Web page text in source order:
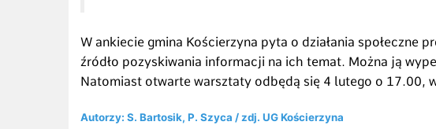
W ankiecie gmina Kościerzyna pyta o działania społeczne
źródło pozyskiwania informacji na ich temat. Można ją
Natomiast otwarte warsztaty odbędą się 4 lutego o 17.00,
Autorzy: S. Bartosik, P. Szyca /zdj. UG Kościerzyna